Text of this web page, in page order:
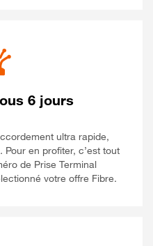
6 jours
ultra rapide,
en profiter, c’est tout
de Prise Terminal
votre offre Fibre.